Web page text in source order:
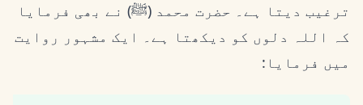
ترغیب دیتا ہے۔ حضرت محمد (ﷺ) نے بھی فرمایا
کہ اللہ دلوں کو دیکھتا ہے۔ ایک مشہور روایت
میں فرمایا: